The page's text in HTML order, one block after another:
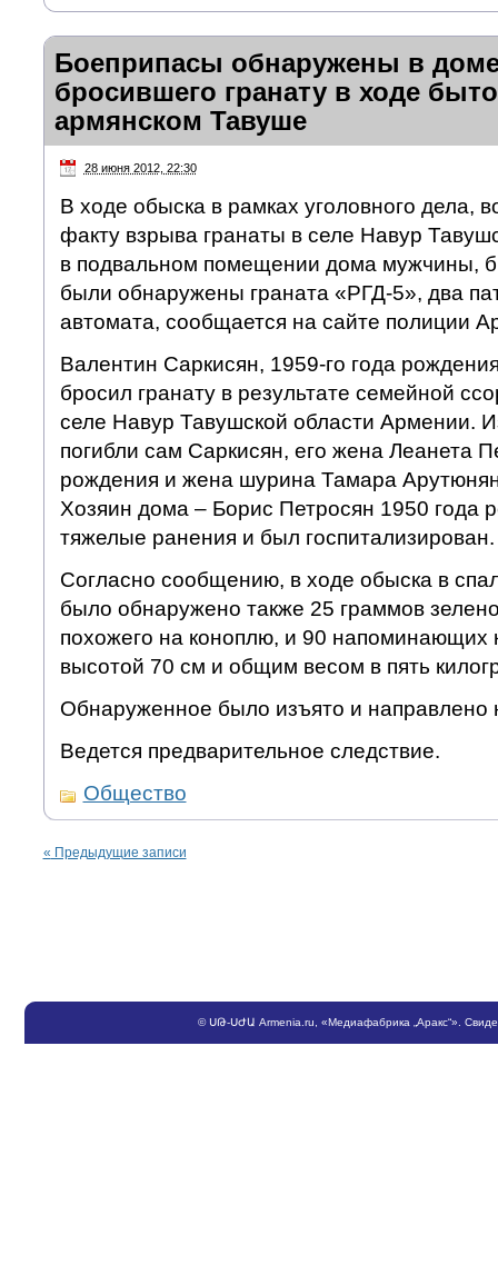
Боеприпасы обнаружены в
бросившего гранату в ходе
армянском Тавуше
28 июня 2012, 22:30
В ходе обыска в рамках уголовного дела,
факту взрыва гранаты в селе Навур
в подвальном помещении дома мужчины,
были обнаружены граната «РГД-5», два
автомата, сообщается на сайте полиции
Валентин Саркисян, 1959-го года
бросил гранату в результате семейной
селе Навур Тавушской области Армении.
погибли сам Саркисян, его жена Леанета
рождения и жена шурина Тамара
Хозяин дома – Борис Петросян 1950 года
тяжелые ранения и был госпитализирован.
Согласно сообщению, в ходе обыска в
было обнаружено также 25 граммов
похожего на коноплю, и 90 напоминающих
высотой 70 см и общим весом в пять
Обнаруженное было изъято и направлено
Ведется предварительное следствие.
Общество
« Предыдущие записи
©ՍԹ-ՍԺԱ Armenia.ru , «Медиафабрика „Аракс“».